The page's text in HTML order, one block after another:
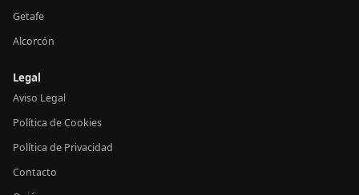
Getafe
Alcorcón
Legal
Aviso Legal
Política de Cookies
Política de Privacidad
Contacto